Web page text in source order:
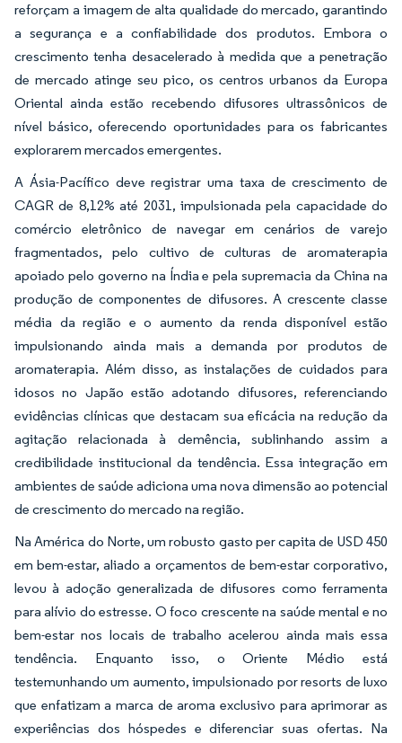
reforçam a imagem de alta qualidade do mercado, garantindo
a segurança e a confiabilidade dos produtos. Embora o
crescimento tenha desacelerado à medida que a penetração
de mercado atinge seu pico, os centros urbanos da Europa
Oriental ainda estão recebendo difusores ultrassônicos de
nível básico, oferecendo oportunidades para os fabricantes
explorarem mercados emergentes.
A Ásia-Pacífico deve registrar uma taxa de crescimento de
CAGR de 8,12% até 2031, impulsionada pela capacidade do
comércio eletrônico de navegar em cenários de varejo
fragmentados, pelo cultivo de culturas de aromaterapia
apoiado pelo governo na Índia e pela supremacia da China na
produção de componentes de difusores. A crescente classe
média da região e o aumento da renda disponível estão
impulsionando ainda mais a demanda por produtos de
aromaterapia. Além disso, as instalações de cuidados para
idosos no Japão estão adotando difusores, referenciando
evidências clínicas que destacam sua eficácia na redução da
agitação relacionada à demência, sublinhando assim a
credibilidade institucional da tendência. Essa integração em
ambientes de saúde adiciona uma nova dimensão ao potencial
de crescimento do mercado na região.
Na América do Norte, um robusto gasto per capita de USD 450
em bem-estar, aliado a orçamentos de bem-estar corporativo,
levou à adoção generalizada de difusores como ferramenta
para alívio do estresse. O foco crescente na saúde mental e no
bem-estar nos locais de trabalho acelerou ainda mais essa
tendência. Enquanto isso, o Oriente Médio está
testemunhando um aumento, impulsionado por resorts de luxo
que enfatizam a marca de aroma exclusivo para aprimorar as
experiências dos hóspedes e diferenciar suas ofertas. Na